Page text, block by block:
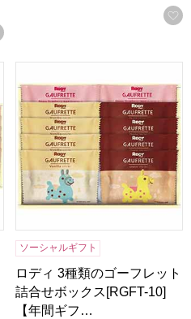
お気に入りに登録する
ソーシャルギフト
ロディ 3種類のゴーフレット
詰合せボックス[RGFT-10]
【年間ギフ…